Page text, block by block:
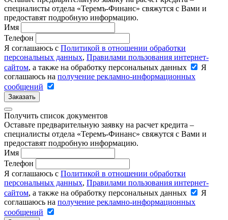
специалисты отдела «Теремъ-Финанс» свяжутся с Вами и
предоставят подробную информацию.
Имя
Телефон
Я соглашаюсь с Политикой в отношении обработки
персональных данных, Правилами пользования интернет-
сайтом, а также на обработку персональных данных
Я
соглашаюсь на получение рекламно-информационных
сообщений
Заказать
Получить список документов
Оставьте предварительную заявку на расчет кредита –
специалисты отдела «Теремъ-Финанс» свяжутся с Вами и
предоставят подробную информацию.
Имя
Телефон
Я соглашаюсь с Политикой в отношении обработки
персональных данных, Правилами пользования интернет-
сайтом, а также на обработку персональных данных
Я
соглашаюсь на получение рекламно-информационных
сообщений